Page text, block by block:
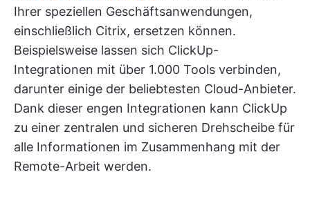
Ihrer speziellen Geschäftsanwendungen,
einschließlich Citrix, ersetzen können.
Beispielsweise lassen sich ClickUp-
Integrationen mit über 1.000 Tools verbinden,
darunter einige der beliebtesten Cloud-Anbieter.
Dank dieser engen Integrationen kann ClickUp
zu einer zentralen und sicheren Drehscheibe für
alle Informationen im Zusammenhang mit der
Remote-Arbeit werden.